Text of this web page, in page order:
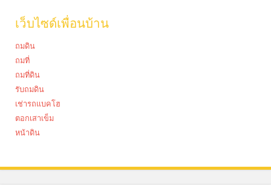
เว็บไซด์เพื่อนบ้าน
ถมดิน
ถมที่
ถมที่ดิน
รับถมดิน
เช่ารถแบคโฮ
ตอกเสาเข็ม
หน้าดิน